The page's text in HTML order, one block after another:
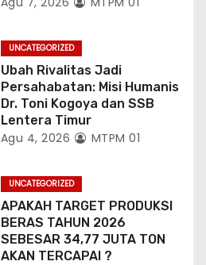
UNCATEGORIZED
Ubah Rivalitas Jadi
Persahabatan: Misi Humanis
Dr. Toni Kogoya dan SSB
Lentera Timur
Agu 4, 2026 MTPM 01
UNCATEGORIZED
APAKAH TARGET PRODUKSI
BERAS TAHUN 2026
SEBESAR 34,77 JUTA TON
AKAN TERCAPAI ?